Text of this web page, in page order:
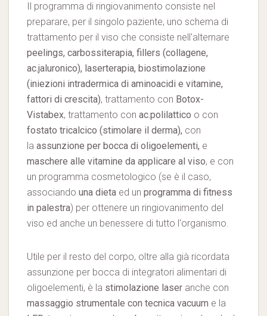
Il programma di ringiovanimento consiste nel
preparare, per il singolo paziente, uno schema di
trattamento per il viso che consiste nell'alternare
peelings, carbossiterapia, fillers (collagene,
ac.jaluronico), laserterapia, biostimolazione
(iniezioni intradermica di aminoacidi e vitamine,
fattori di crescita), trattamento con Botox-
Vistabex, trattamento con ac.polilattico o con
fostato tricalcico (stimolare il derma), con
la assunzione per bocca di oligoelementi, e
maschere alle vitamine da applicare al viso, e con
un programma cosmetologico (se è il caso,
associando una dieta ed un programma di fitness
in palestra) per ottenere un ringiovanimento del
viso ed anche un benessere di tutto l'organismo.
Utile per il resto del corpo, oltre alla già ricordata
assunzione per bocca di integratori alimentari di
oligoelementi, è la stimolazione laser anche con
massaggio strumentale con tecnica vacuum e la